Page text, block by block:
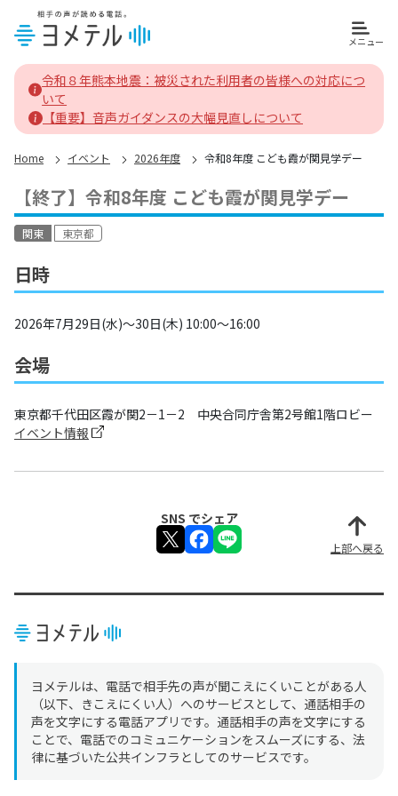
メニュー
令和８年熊本地震：被災された利用者の皆様への対応につ
いて
【重要】音声ガイダンスの大幅見直しについて
Home イベント 2026年度 令和8年度 こども霞が関見学デー
【終了】 令和8年度 こども霞が関見学デー
関東 東京都
日時
2026年7月29日(水)～30日(木) 10:00～16:00
会場
東京都千代田区霞が関2－1－2 中央合同庁舎第2号館1階ロビー
イベント情報
SNS でシェア
上部へ戻る
ヨメテルは、電話で相手先の声が聞こえにくいことがある人
（以下、きこえにくい人）へのサービスとして、通話相手の
声を文字にする電話アプリです。通話相手の声を文字にする
ことで、電話でのコミュニケーションをスムーズにする、法
律に基づいた公共インフラとしてのサービスです。
ヨメテルのその他のメニュー